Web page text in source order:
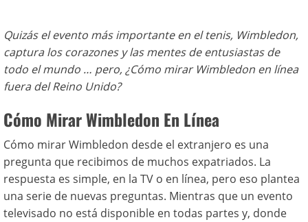
Quizás el evento más importante en el tenis, Wimbledon,
captura los corazones y las mentes de entusiastas de
todo el mundo … pero, ¿Cómo mirar Wimbledon en línea
fuera del Reino Unido?
Cómo Mirar Wimbledon En Línea
Cómo mirar Wimbledon desde el extranjero es una
pregunta que recibimos de muchos expatriados. La
respuesta es simple, en la TV o en línea, pero eso plantea
una serie de nuevas preguntas. Mientras que un evento
televisado no está disponible en todas partes y, donde